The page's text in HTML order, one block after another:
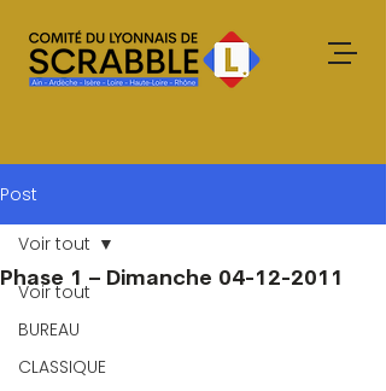
Post
Voir tout
BUREAU
CLASSIQUE
Voir tout
Phase 1 – Dimanche 04-12-2011